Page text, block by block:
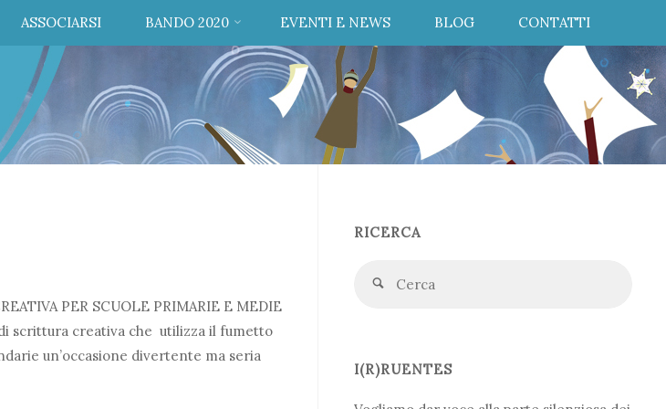
ASSOCIARSI BANDO 2020 EVENTI E NEWS BLOG CONTATTI
PER SCUOLE PRIMARIE E MEDIE
scrittura creativa che utilizza il fumetto
un’occasione divertente ma seria
RICERCA
Cerca
I(R)RUENTES